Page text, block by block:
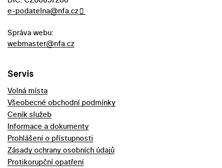
e-podatelna@nfa.cz
Správa webu:
webmaster@nfa.cz
Servis
Volná místa
Všeobecné obchodní podmínky
Ceník služeb
Informace a dokumenty
Prohlášení o přístupnosti
Zásady ochrany osobních údajů
Protikorupční opatření